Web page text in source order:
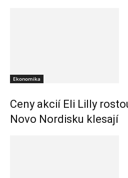
Ekonomika
Ceny akcií Eli Lilly
Novo Nordisku klesají